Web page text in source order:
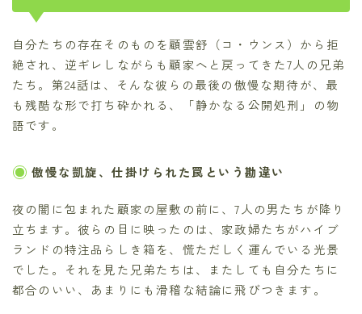
自分たちの存在そのものを顧雲舒（コ・ウンス）から拒
絶され、逆ギレしながらも顧家へと戻ってきた7人の兄弟
たち。第24話は、そんな彼らの最後の傲慢な期待が、最
も残酷な形で打ち砕かれる、「静かなる公開処刑」の物
語です。
傲慢な凱旋、仕掛けられた罠という勘違い
夜の闇に包まれた顧家の屋敷の前に、7人の男たちが降り
立ちます。彼らの目に映ったのは、家政婦たちがハイブ
ランドの特注品らしき箱を、慌ただしく運んでいる光景
でした。それを見た兄弟たちは、またしても自分たちに
都合のいい、あまりにも滑稽な結論に飛びつきます。